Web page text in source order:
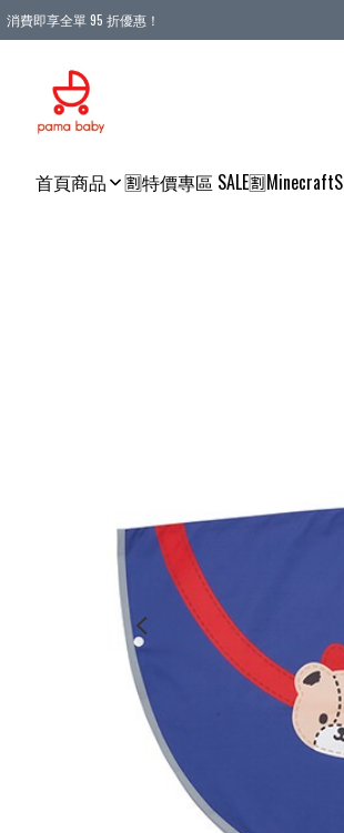
消費即享全單 95 折優惠！
首頁商品 🈹特價專區 SALE🈹Minecraft